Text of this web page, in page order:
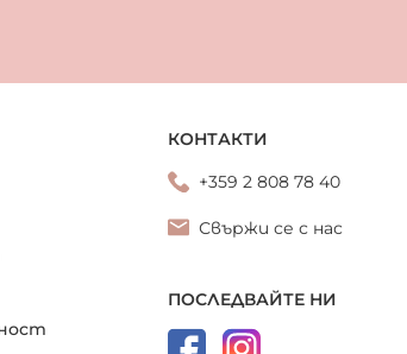
КОНТАКТИ
+359 2 808 78 40
Свържи се с нас
ПОСЛЕДВАЙТЕ НИ